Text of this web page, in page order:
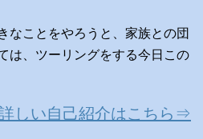
なことをやろうと、家族との団
は、ツーリングをする今日この
しい自己紹介はこちら⇒